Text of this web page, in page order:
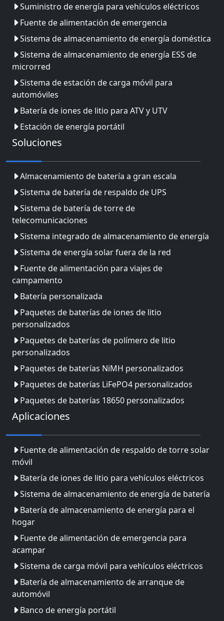
Suministro de energía para vehículos eléctricos
Fuente de alimentación de emergencia
Sistema de almacenamiento de energía doméstica
Sistema de almacenamiento de energía ESS de
microrred
Sistema de estación de carga móvil para
automóviles
Batería de iones de litio para ATV y UTV
Estación de energía portátil
Soluciones
Almacenamiento de batería a gran escala
Sistema de batería de respaldo de UPS
Sistema de batería de torre de
telecomunicaciones
Sistema integrado de almacenamiento de energía
Sistema de energía solar fuera de la red
Fuente de alimentación para viajes de
campamento
Batería personalizada
Paquetes de baterías de iones de litio
personalizados
Paquetes de baterías de polímero de litio
personalizados
Paquetes de baterías NiMH personalizados
Paquetes de baterías LiFePO4 personalizados
Paquetes de baterías 18650 personalizados
Aplicaciones
Fuente de alimentación de respaldo de torre solar
móvil
Batería de iones de litio para vehículos eléctricos
Sistema de almacenamiento de energía de batería
Batería de almacenamiento de energía para el
hogar
Fuente de alimentación de emergencia para
acampar
Sistema de carga móvil para vehículos eléctricos
Batería de almacenamiento de arranque de
automóvil
Banco de energía portátil